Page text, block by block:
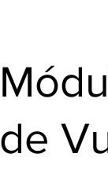
de